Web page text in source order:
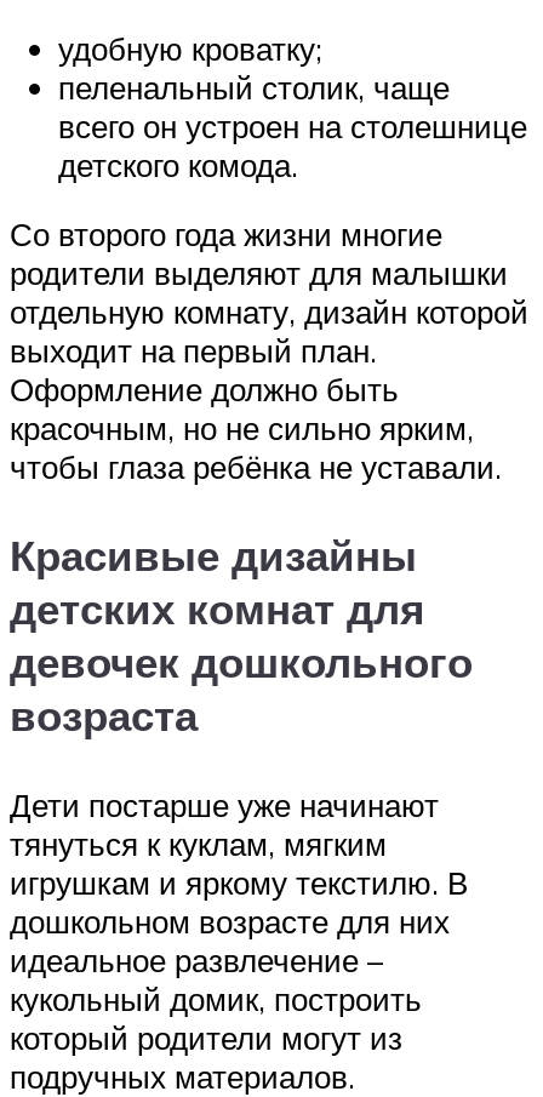
удобную кроватку;
пеленальный столик, чаще
всего он устроен на столешнице
детского комода.
Со второго года жизни многие
родители выделяют для малышки
отдельную комнату, дизайн которой
выходит на первый план.
Оформление должно быть
красочным, но не сильно ярким,
чтобы глаза ребёнка не уставали.
Красивые дизайны
детских комнат для
девочек дошкольного
возраста
Дети постарше уже начинают
тянуться к куклам, мягким
игрушкам и яркому текстилю. В
дошкольном возрасте для них
идеальное развлечение –
кукольный домик, построить
который родители могут из
подручных материалов.